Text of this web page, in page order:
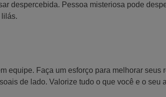
despercebida. Pessoa misteriosa pode
lilás.
equipe. Faça um esforço para melhorar seus
de lado. Valorize tudo o que você e o seu